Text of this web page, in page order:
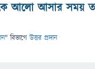
আলো আসার সময়
" বিভাগে উত্তর প্রদান